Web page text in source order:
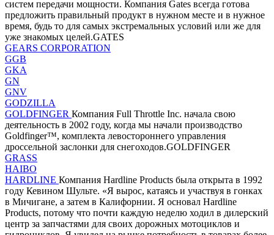
систем передачи мощности. Компания Gates всегда готова
предложить правильный продукт в нужном месте и в нужное
время, будь то для самых экстремальных условий или же для
уже знакомых целей.GATES
GEARS CORPORATION
GGB
GKA
GN
GNV
GODZILLA
GOLDFINGER Компания Full Throttle Inc. начала свою
деятельность в 2002 году, когда мы начали производство
Goldfinger™, комплекта левостороннего управления
дроссельной заслонки для снегоходов.GOLDFINGER
GRASS
HAIBO
HARDLINE Компания Hardline Products была открыта в 1992
году Кевином Шульте. «Я вырос, катаясь и участвуя в гонках
в Мичигане, а затем в Калифорнии. Я основал Hardline
Products, потому что почти каждую неделю ходил в дилерский
центр за запчастями для своих дорожных мотоциклов и